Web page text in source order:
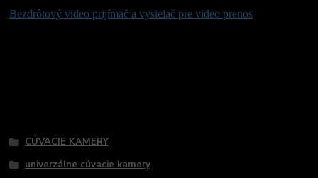
Bezdrôtový video prijímač a vysielač pre video prenos
CÚVACIE KAMERY
univerzálne cúvacie kamery